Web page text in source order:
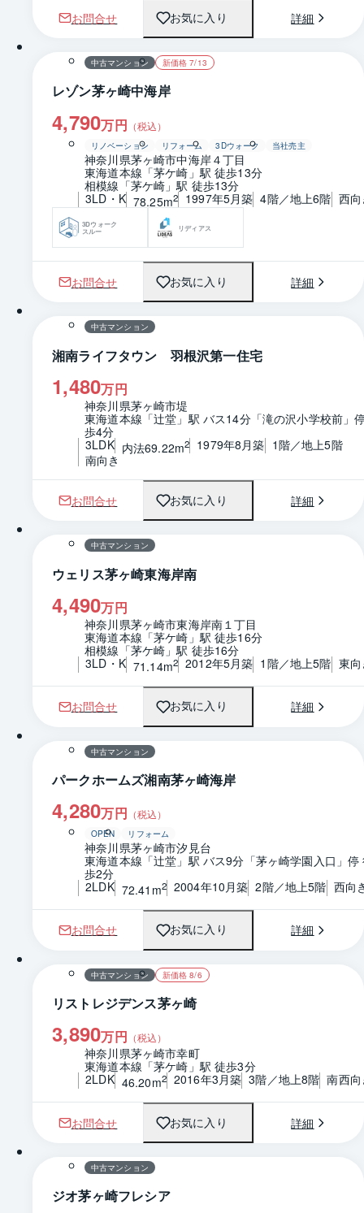
お問合せ お気に入り 詳細
1 / 0 間取り
中古マンション 新価格 7/13
レゾン茅ヶ崎中海岸
4,790万円 （税込）
リノベーション リフォーム 3Dウォーク 当社売主
神奈川県茅ヶ崎市中海岸４丁目
東海道本線「茅ケ崎」駅 徒歩13分
相模線「茅ケ崎」駅 徒歩13分
3LD・K 78.25m2 1997年5月築 4階／地上6階 西
3Dウォーク
スルー
リディアス
お問合せ お気に入り 詳細
1 / 0 間取り
中古マンション
湘南ライフタウン 羽根沢第一住宅
1,480万円
神奈川県茅ヶ崎市堤
東海道本線「辻堂」駅 バス14分「滝の沢小学校前」
歩4分
3LDK 内法69.22m2 1979年8月築 1階／地上5階
南向き
お問合せ お気に入り 詳細
1 / 0 間取り
中古マンション
ウェリス茅ヶ崎東海岸南
4,490万円
神奈川県茅ヶ崎市東海岸南１丁目
東海道本線「茅ケ崎」駅 徒歩16分
相模線「茅ケ崎」駅 徒歩16分
3LD・K 71.14m2 2012年5月築 1階／地上5階 東
お問合せ お気に入り 詳細
1 / 0 間取り
中古マンション
パークホームズ湘南茅ヶ崎海岸
4,280万円 （税込）
OPEN リフォーム
神奈川県茅ヶ崎市汐見台
東海道本線「辻堂」駅 バス9分「茅ヶ崎学園入口」停
歩2分
2LDK 72.41m2 2004年10月築 2階／地上5階 西向
お問合せ お気に入り 詳細
1 / 0 間取り
中古マンション 新価格 8/6
リストレジデンス茅ヶ崎
3,890万円 （税込）
神奈川県茅ヶ崎市幸町
東海道本線「茅ケ崎」駅 徒歩3分
2LDK 46.20m2 2016年3月築 3階／地上8階 南西
お問合せ お気に入り 詳細
1 / 0 間取り
中古マンション
ジオ茅ヶ崎フレシア